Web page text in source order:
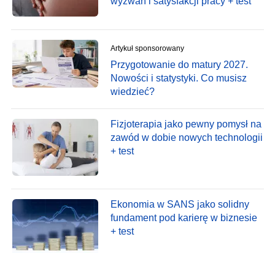
Artykuł sponsorowany
Przygotowanie do matury 2027.
Nowości i statystyki. Co musisz
wiedzieć?
Fizjoterapia jako pewny pomysł na
zawód w dobie nowych technologii
+ test
Ekonomia w SANS jako solidny
fundament pod karierę w biznesie
+ test